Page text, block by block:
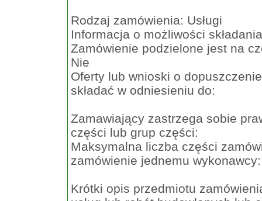
Rodzaj zamówienia: Usługi
Informacja o możliwości
Zamówienie podzielone jest na
Nie
Oferty lub wnioski o
składać w odniesieniu do:
Zamawiający zastrzega sobie
części lub grup części:
Maksymalna liczba części
zamówienie jednemu wykonawcy:
Krótki opis przedmiotu zamówienia (wielkość, zakres, rodzaj i ilość dostaw, usług lub robót budowlanych lub określenie zapotrzebowania i wymagań ) a w przypadku partnerstwa innowacyjnego - określenie zapotrzebowania na innowacyjny produkt, usługę lub roboty budowlane: 2.1. Opis przedmiotu zamówienia. 1) Przedmiotem niniejszego postępowania o udzielenie zamówienia publicznego jest realizacja usługi pn. 'Odbiór, transport i zagospodarowanie odpadów komunalnych pochodzących od włascicieli nieruchomości zamieszkałych i wchodzących w skład Gminy Suchedniów w 2018 r. oraz zorganizowanie Punktu Selektywnej Zbiórki Odpadów Komunalnych do dnia 31.12.2017 r. i prowadzenie PSZOK w 2018 r.'. 2) Charakterystyka terenu objętego odbiorem odpadów komunalnych - dane dotyczące Gminy Suchedniów:  obszar Gminy Suchedniów wynosi 7, 495 ha,  liczba mieszkańców na dzień 30.06.2017 r. wynosiła - 10 243,  liczba gospodarstw domowych wynosi - 3400 (2552 w zabudowie jednorodzinnej, 848 w zabudowie wielorodzinnej,  liczba budynków jednorodzinnych zamieszkanych - 2668,  liczba budynków wielorodzinnych - 30. 3) Odbiorem zostana objęte:  odpady komunalne zbierane w sposób nieselektywny (zmieszane odpady komunalne),  odpady komunalne zbierane w sposób selektywny 'u źródła' z podziałem na frakcje:  tektura i papier,  szkło,  tworzywa sztuczne,  odpady wielkogabarytowe,  zuzyte opony,  popiół,  odpady ulegające biodegradacji,  inne nie wymienione frakcje zbierane w sposób selektywny,  inne odpady nie ulegające biodegradacji. 4) Szacunkowa łączna ilość odpadów komunalnych mającycyh zostać odebranych, przetransportowanych i zagospodarowanych z terenu Gminy Suchedniów wynosi: 1 048,30 Mg z podziałem na następujące frakcje: Tabela nr 1 - szacunkowa łączna ilość odpadów komunalnych przewidziana do odbioru i zagospodarowania L.p. Frakcje Zabudowa jedno i wielorodzinna PSZOK Razem w (Mg) 1. Zmieszane odpady komunalne 783,26 - 783,26 2. Papier, tektura 8,64 0,15 8,79 3. Tworzywa sztuczne 117,94 0,14 118,08 4. Szkło 61,73 0,49 62,22 5. Odpady wielkogabarytowe 5,44 3,73 9,17 6. Zuzyte opony 9,75 0,94 10,69 7. Popiół 42,8 - 42,8 8. Odpady ulegające biodegradacji 9,3 1,01 10,31 9. Leki inne (przeterminowane) 0,07 - 0,07 10. Baterie i akumulatory - - - 11. Zużyte urządzenia elektryczne zawierające niebezpieczne składniki - 1,41 1,41 12. Inne zużyte urządzenia elektryczne - 1,49 1,49 13. Inne nie wymienione frakcje zbierane selektywnie - - - 14. Chemikalia - 0,01 0,01 Razem 1 038,93 9,37 1 048,30 Uwaga: Zestawienie ilości odebranych odpadów komunalnych wyliczona została na podstawie dokumentów przekazania odpadów oraz na podstawie informacji o odebranych odpadach za okres ostatnich 12 m - cypoprzedzających wszczęcie niniejszego postępowania i służą do oszacowania wartości zamówienia i zakresu zamówienia. Podane dane należy traktować jako szacunkowe. Wykonawcy nie przysługuje prawo do dodatkowego wynagrodzenia lub odszkodowania za osiągnięcie innych wielkości. Ilość odpadów wytworzonych na terenie Gminy Suchedniów i dostarczonych do PSZOK nie jest zależna od Zamawiającego. Ustalone ilości mogą ulec zmianie w trakcie trwania realizacji zamówienia. 2.2. Zakres rzeczowy przedmiotu zamówienia: Odbiór odpadów komunalnych odbywać się ma według następujących zasad: 1) ZABUDOWA JEDNORODZINNA - na terenie zabudowy jednorodzinnej obowiązywał będzie system mieszany, workowo - pojemnikowy zbiórki odpadów komunalnych: a) zmieszane odpady komunalne - gromadzone będą w pojemnikach w kolorze czarnym (lub z napisem 'odpady zmieszane') o pojemności minimum 120 l, a w przypadku ich braku w workach.  Pojemniki i worki zapewnia właściciel nieruchomości. b) odpady komunalne zbierane w sposób selektywny będą gromadzone w pojemnikach lub workach w następujących kolorach: Kolor pojemnika/worka Rodzaj odpadu Pojemność pojemnika/worka Żółty (lub z napisem 'metale i tworzywa sztuczne' Odpady opakowaniowe z tworzyw sztucznych 120 l Worki zapewnia i dostarcza Wykonawca usługi. Biały (lub z napisem 'szkło bezbarwne') Opakowania szklane bezbarwne. 120 l Worki zapewnia i dostarcza Wykonawca usługi. Zielony (lub z napisem 'szkło kolorowe') Opakowania szklane kolorowe 120 l Worki zapewnia i dostarcza Wykonawca usługi. Niebieski (lub z napisem 'papier') Opakowania z papieru i makulatura 120 l Worki zapewnia i dostarcza Wykonawca usługi. Brązowy (lub z napisem 'bio') Odpady ulegające